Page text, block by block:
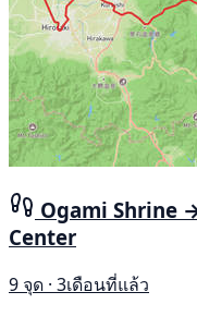
Ogami Shrine
Center
9 จุด · 3เดือนที่แล้ว